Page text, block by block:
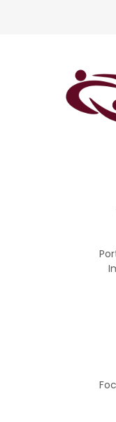
resiliència, finançat
Generation EU